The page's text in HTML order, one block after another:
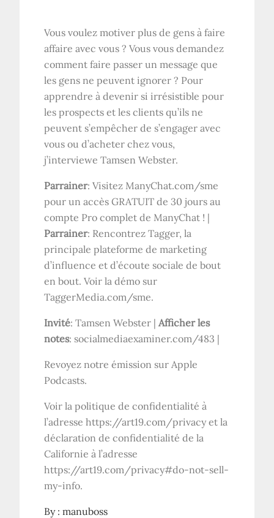
Vous voulez motiver plus de gens à faire
affaire avec vous ? Vous vous demandez
comment faire passer un message que
les gens ne peuvent ignorer ? Pour
apprendre à devenir si irrésistible pour
les prospects et les clients qu’ils ne
peuvent s’empêcher de s’engager avec
vous ou d’acheter chez vous,
j’interviewe Tamsen Webster.
Parrainer: Visitez ManyChat.com/sme
pour un accès GRATUIT de 30 jours au
compte Pro complet de ManyChat ! |
Parrainer: Rencontrez Tagger, la
principale plateforme de marketing
d’influence et d’écoute sociale de bout
en bout. Voir la démo sur
TaggerMedia.com/sme.
Invité: Tamsen Webster |Afficher les
notes: socialmediaexaminer.com/483 |
Revoyez notre émission sur Apple
Podcasts.
Voir la politique de confidentialité à
l’adresse https://art19.com/privacy et la
déclaration de confidentialité de la
Californie à l’adresse
https://art19.com/privacy#do-not-sell-
my-info.
By :manuboss